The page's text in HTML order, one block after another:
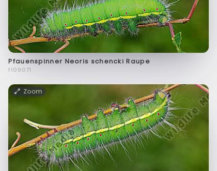
Pfauenspinner Neoris schencki Raupe
f109071
Zoom